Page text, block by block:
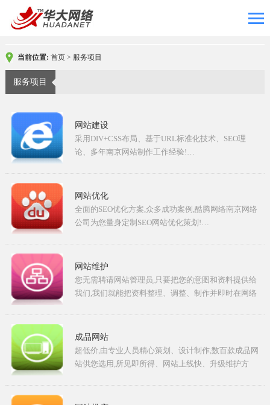
当前位置: 首页> 服务项目
服务项目
网站建设
采用DIV+CSS布局、基于URL标准化技术、SEO理
论、多年南京网站制作工作经验!…
网站优化
全面的SEO优化方案,众多成功案例,酷腾网络南京网络
公司为您量身定制SEO网站优化策划!…
网站维护
您无需聘请网站管理员,只要把您的意图和资料提供给
我们,我们就能把资料整理、调整、制作并即时在网络
成品网站
超低价,由专业人员精心策划、设计制作,数百款成品网
站供您选用,所见即所得、网站上线快、升级维护方